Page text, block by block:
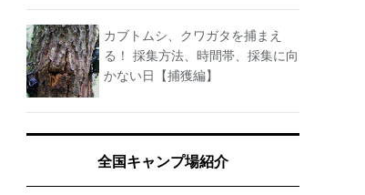
カブトムシ、クワガタを捕まえ
る！ 採集方法、時間帯、採集に向
かない日【捕獲編】
全国キャンプ場紹介